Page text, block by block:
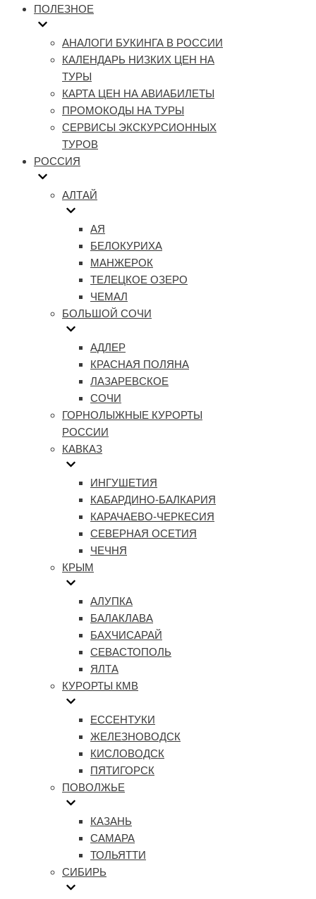
ПОЛЕЗНОЕ
АНАЛОГИ БУКИНГА В РОССИИ
КАЛЕНДАРЬ НИЗКИХ ЦЕН НА
ТУРЫ
КАРТА ЦЕН НА АВИАБИЛЕТЫ
ПРОМОКОДЫ НА ТУРЫ
СЕРВИСЫ ЭКСКУРСИОННЫХ
ТУРОВ
РОССИЯ
АЛТАЙ
АЯ
БЕЛОКУРИХА
МАНЖЕРОК
ТЕЛЕЦКОЕ ОЗЕРО
ЧЕМАЛ
БОЛЬШОЙ СОЧИ
АДЛЕР
КРАСНАЯ ПОЛЯНА
ЛАЗАРЕВСКОЕ
СОЧИ
ГОРНОЛЫЖНЫЕ КУРОРТЫ
РОССИИ
КАВКАЗ
ИНГУШЕТИЯ
КАБАРДИНО-БАЛКАРИЯ
КАРАЧАЕВО-ЧЕРКЕСИЯ
СЕВЕРНАЯ ОСЕТИЯ
ЧЕЧНЯ
КРЫМ
АЛУПКА
БАЛАКЛАВА
БАХЧИСАРАЙ
СЕВАСТОПОЛЬ
ЯЛТА
КУРОРТЫ КМВ
ЕССЕНТУКИ
ЖЕЛЕЗНОВОДСК
КИСЛОВОДСК
ПЯТИГОРСК
ПОВОЛЖЬЕ
КАЗАНЬ
САМАРА
ТОЛЬЯТТИ
СИБИРЬ